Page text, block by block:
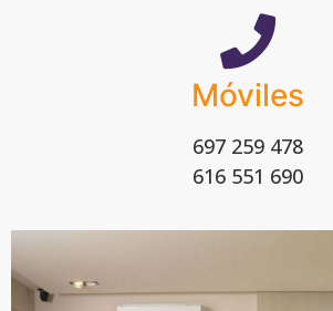
Móviles
697 259 478
616 551 690